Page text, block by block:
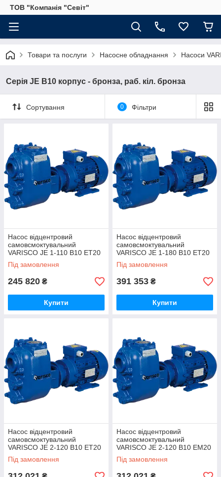
ТОВ "Компанія "Севіт"
Товари та послуги Насосне обладнання Насоси
Серія JE B10 корпус - бронза, раб. кіл. бронза
Сортування 0 Фільтри
Насос відцентровий
самовсмоктувальний
VARISCO JE 1-110 B10 ET20
Під замовлення
245 820 ₴
Купити
Насос відцентровий
самовсмоктувальний
VARISCO JE 1-180 B10 ET20
Під замовлення
391 353 ₴
Купити
Насос відцентровий
самовсмоктувальний
VARISCO JE 2-120 B10 ET20
Під замовлення
Насос відцентровий
самовсмоктувальний
VARISCO JE 2-120 B10 EM20
Під замовлення